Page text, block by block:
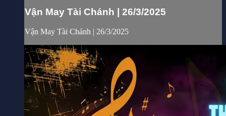
Vận May Tài Chánh | 26/3/2025
Vận May Tài Chánh | 26/3/2025